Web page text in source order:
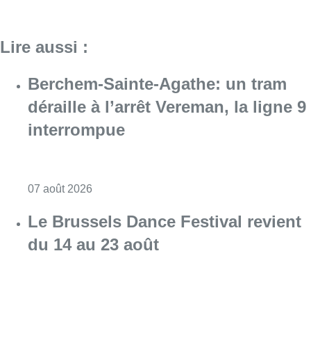
Lire aussi :
Berchem-Sainte-Agathe: un tram
déraille à l’arrêt Vereman, la ligne 9
interrompue
07 août 2026
Le Brussels Dance Festival revient
du 14 au 23 août